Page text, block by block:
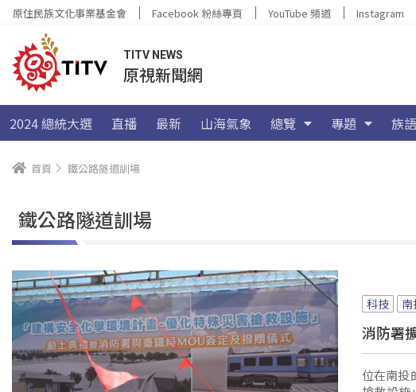
原住民族文化事業基金會 Facebook 粉絲專頁 YouTube 頻道 Instagram
TITV NEWS
原視新聞網
2024 總統大選 直播 最新 山海氣象 總覽 專題 族
首頁 鐵公路隧道訓場
鐵公路隧道訓場
科技 南
消防署
位在南投